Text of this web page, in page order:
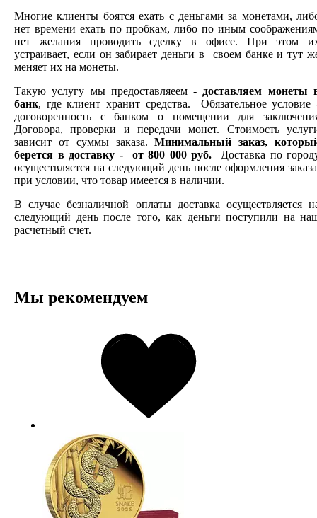
Многие клиенты боятся ехать с деньгами за монетами,
нет времени ехать по пробкам, либо по иным
нет желания проводить сделку в офисе. При этом
устраивает, если он забирает деньги в своем банке и тут
меняет их на монеты.
Такую услугу мы предоставляеем - доставляем монеты
банк, где клиент хранит средства. Обязательное условие
договоренность с банком о помещении для
Договора, проверки и передачи монет. Стоимость
зависит от суммы заказа.Минимальный заказ,
берется в доставку - от 800 000 руб. Доставка по
осуществляется на следующий день после оформления
при условии, что товар имеется в наличии.
В случае безналичной оплаты доставка осуществляется
следующий день после того, как деньги поступили на
расчетный счет.
Мы рекомендуем